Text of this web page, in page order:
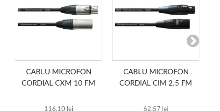
CABLU MICROFON
CORDIAL CXM 10 FM
116,10 lei
CABLU MICROFON
CORDIAL CIM 2.5 FM
62,57 lei